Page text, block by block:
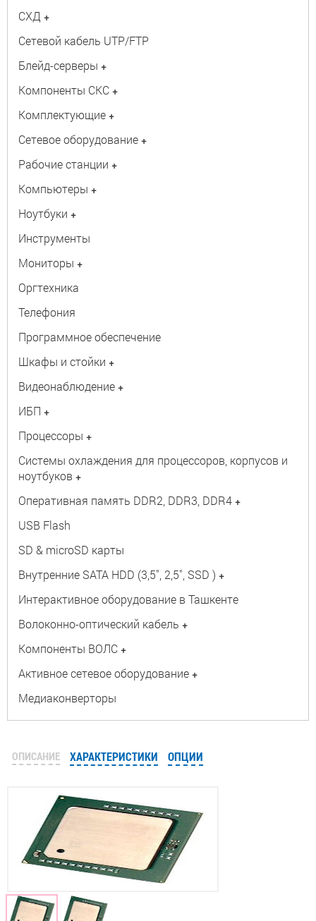
СХД +
Сетевой кабель UTP/FTP
Блейд-серверы +
Компоненты СКС +
Комплектующие +
Сетевое оборудование +
Рабочие станции +
Компьютеры +
Ноутбуки +
Инструменты
Мониторы +
Оргтехника
Телефония
Программное обеспечение
Шкафы и стойки +
Видеонаблюдение +
ИБП +
Процессоры +
Системы охлаждения для процессоров, корпусов и
ноутбуков +
Оперативная память DDR2, DDR3, DDR4 +
USB Flash
SD & microSD карты
Внутренние SATA HDD (3,5", 2,5", SSD ) +
Интерактивное оборудование в Ташкенте
Волоконно-оптический кабель +
Компоненты ВОЛС +
Активное сетевое оборудование +
Медиаконверторы
ОПИСАНИЕ ХАРАКТЕРИСТИКИ ОПЦИИ